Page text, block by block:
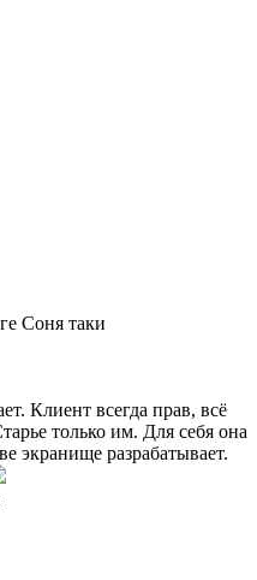
Соня таки
Клиент всегда прав, всё
только им. Для себя она
экранище разрабатывает.